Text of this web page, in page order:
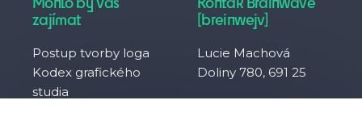
zajímat
Postup tvorby loga
Kodex grafického
studia
[breinwejv]
Lucie Machová
Doliny 780, 691 25